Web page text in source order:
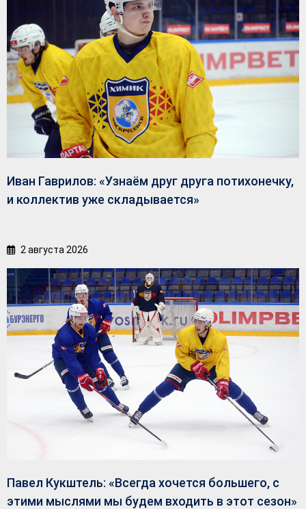
Иван Гаврилов: «Узнаём друг друга потихонечку,
и коллектив уже складывается»
2 августа 2026
Павел Кукштель: «Всегда хочется большего, с
этими мыслями мы будем входить в этот сезон»